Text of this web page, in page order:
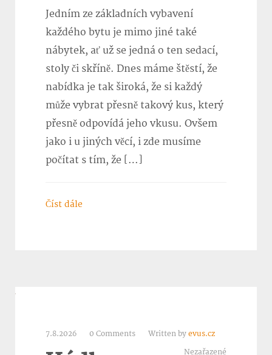
Jedním ze základních vybavení
každého bytu je mimo jiné také
nábytek, ať už se jedná o ten sedací,
stoly či skříně. Dnes máme štěstí, že
nabídka je tak široká, že si každý
může vybrat přesně takový kus, který
přesně odpovídá jeho vkusu. Ovšem
jako i u jiných věcí, i zde musíme
počítat s tím, že […]
Číst dále
7.8.2026 0 Comments Written by evus.cz
Nezařazené